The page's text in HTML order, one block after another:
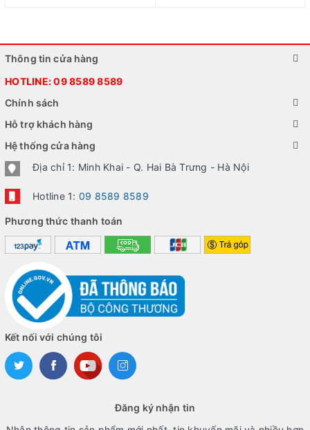
Thông tin cửa hàng
HOTLINE:09 8589 8589
Chính sách
Hỗ trợ khách hàng
Hệ thống cửa hàng
Địa chỉ 1: Minh Khai - Q. Hai Bà Trưng - Hà Nội
Hotline 1: 09 8589 8589
Phương thức thanh toán
Kết nối với chúng tôi
Đăng ký nhận tin